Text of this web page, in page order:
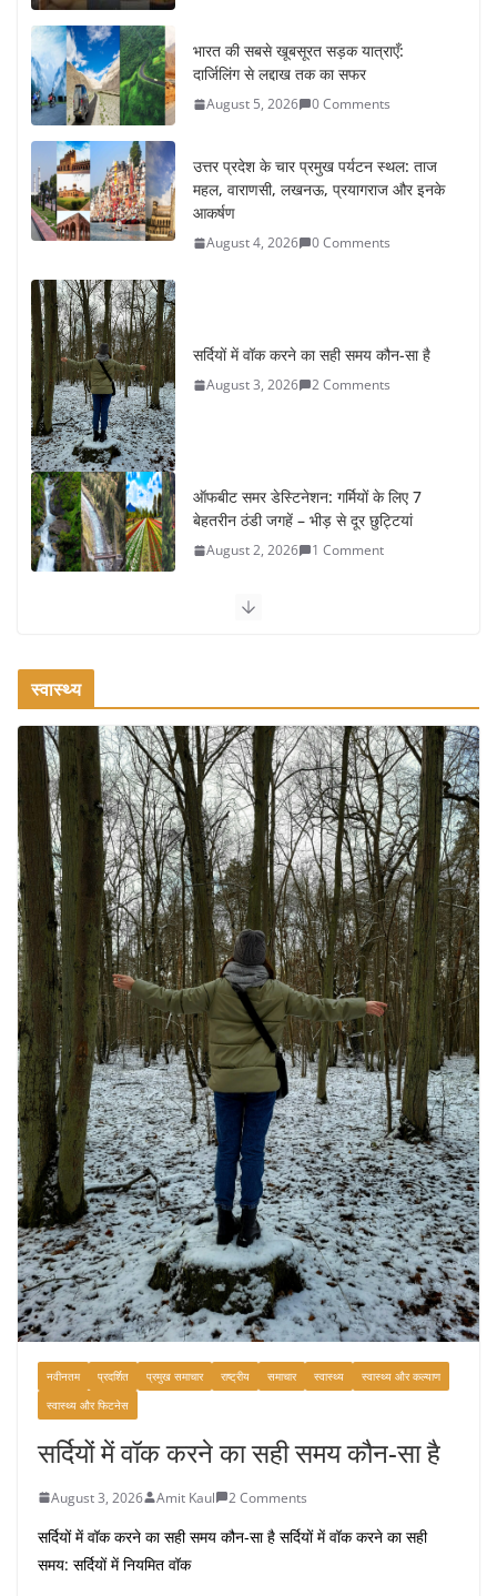
भारत की सबसे खूबसूरत सड़क यात्राएँ:
दार्जिलिंग से लद्दाख तक का सफर
August 5, 2026 0 Comments
उत्तर प्रदेश के चार प्रमुख पर्यटन स्थल: ताज
महल, वाराणसी, लखनऊ, प्रयागराज और इनके
आकर्षण
August 4, 2026 0 Comments
सर्दियों में वॉक करने का सही समय कौन-सा है
August 3, 2026 2 Comments
ऑफबीट समर डेस्टिनेशन: गर्मियों के लिए 7
बेहतरीन ठंडी जगहें – भीड़ से दूर छुट्टियां
August 2, 2026 1 Comment
कश्मीर यात्रा गाइड: प्राकृतिक सुंदरता और
वजन घटाने के लिए 8 बेहतरीन वॉकिंग एक्सरसाइज: 1 महीने में पाएं 3-4
किलो कम वजन
July 31, 2026 1 Comment
16 ज़रूरी कीबोर्ड शॉर्टकट्स जो आपकी
उत्पादकता को दोगुना कर देंगे
August 7, 2026 0 Comments
स्वास्थ्य
नवीनतम प्रदर्शित प्रमुख समाचार राष्ट्रीय समाचार स्वास्थ्य
स्वास्थ्य और कल्याण
स्वास्थ्य और फिटनेस
सर्दियों में वॉक करने का सही समय कौन-सा है
August 3, 2026 Amit Kaul 2 Comments
सर्दियों में वॉक करने का सही समय कौन-सा है सर्दियों में वॉक करने का सही
समय: सर्दियों में नियमित वॉक